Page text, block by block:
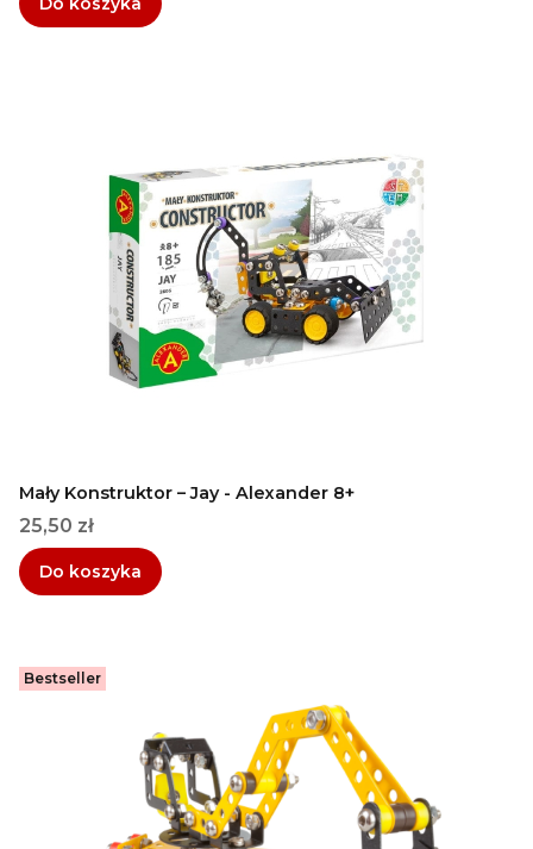
Mały Konstruktor – Jay - Alexander 8+
Cena
25,50 zł
Do koszyka
Bestseller